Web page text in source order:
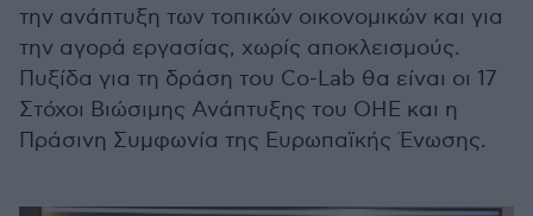
την ανάπτυξη των τοπικών οικονομικών και για
την αγορά εργασίας, χωρίς αποκλεισμούς.
Πυξίδα για τη δράση του Co-Lab θα είναι οι 17
Στόχοι Βιώσιμης Ανάπτυξης του ΟΗΕ και η
Πράσινη Συμφωνία της Ευρωπαϊκής Ένωσης.